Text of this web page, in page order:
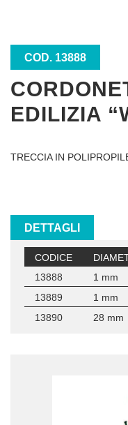
COD. 13888
EDILIZIA
TRECCIA IN
DETTAGLI
CODICE
13888
1 mm
13889
1 mm
13890
28 mm